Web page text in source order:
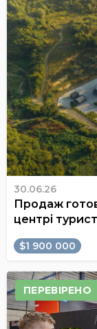
30.06.26
Продаж
центрі
$1 900 000
ПЕРЕВІРЕНО